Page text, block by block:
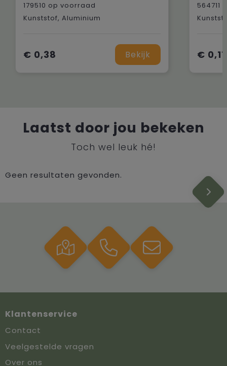
179510 op voorraad
Kunststof, Aluminium
€ 0,38 Bekijk
564711
€ 0,11
Laatst door jou bekeken
Toch wel leuk hé!
Geen resultaten gevonden.
Klantenservice
Contact
Veelgestelde vragen
Over ons